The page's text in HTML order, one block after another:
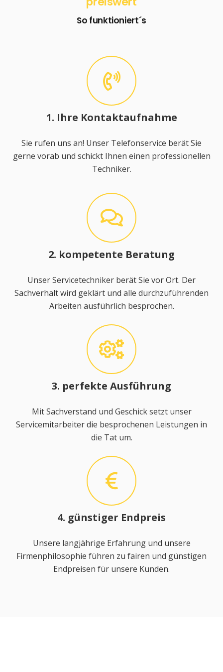
So funktioniert´s
1. Ihre Kontaktaufnahme
Sie rufen uns an! Unser Telefonservice berät Sie
gerne vorab und schickt Ihnen einen professionellen
Techniker.
2. kompetente Beratung
Unser Servicetechniker berät Sie vor Ort. Der
Sachverhalt wird geklärt und alle durchzuführenden
Arbeiten ausführlich besprochen.
3. perfekte Ausführung
Mit Sachverstand und Geschick setzt unser
Servicemitarbeiter die besprochenen Leistungen in
die Tat um.
4. günstiger Endpreis
Unsere langjährige Erfahrung und unsere
Firmenphilosophie führen zu fairen und günstigen
Endpreisen für unsere Kunden.